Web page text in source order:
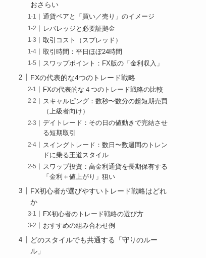
おさらい
通貨ペアと「買い／売り」のイメージ
レバレッジと必要証拠金
取引コスト（スプレッド）
取引時間：平日ほぼ24時間
スワップポイント：FX版の「金利収入」
FXの代表的な4つのトレード戦略
FXの代表的な４つのトレード戦略の比較
スキャルピング：数秒〜数分の超短期売買
（上級者向け）
デイトレード：その日の値動きで完結させ
る短期取引
スイングトレード：数日〜数週間のトレン
ドに乗る王道スタイル
スワップ投資：高金利通貨を長期保有する
「金利＋値上がり」狙い
FX初心者が選びやすいトレード戦略はどれ
か
FX初心者のトレード戦略の選び方
おすすめの組み合わせ例
どのスタイルでも共通する「守りのルー
ル」